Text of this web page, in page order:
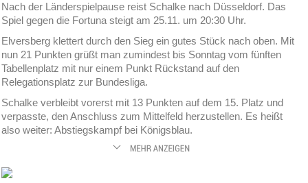
Nach der Länderspielpause reist Schalke nach Düsseldorf. Das
Spiel gegen die Fortuna steigt am 25.11. um 20:30 Uhr.
Elversberg klettert durch den Sieg ein gutes Stück nach oben. Mit
nun 21 Punkten grüßt man zumindest bis Sonntag vom fünften
Tabellenplatz mit nur einem Punkt Rückstand auf den
Relegationsplatz zur Bundesliga.
Schalke verbleibt vorerst mit 13 Punkten auf dem 15. Platz und
verpasste, den Anschluss zum Mittelfeld herzustellen. Es heißt
also weiter: Abstiegskampf bei Königsblau.